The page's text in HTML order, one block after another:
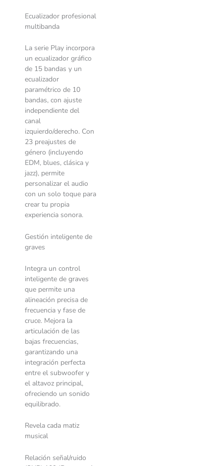
Ecualizador profesional
multibanda
La serie Play incorpora
un ecualizador gráfico
de 15 bandas y un
ecualizador
paramétrico de 10
bandas, con ajuste
independiente del
canal
izquierdo/derecho. Con
23 preajustes de
género (incluyendo
EDM, blues, clásica y
jazz), permite
personalizar el audio
con un solo toque para
crear tu propia
experiencia sonora.
Gestión inteligente de
graves
Integra un control
inteligente de graves
que permite una
alineación precisa de
frecuencia y fase de
cruce. Mejora la
articulación de las
bajas frecuencias,
garantizando una
integración perfecta
entre el subwoofer y
el altavoz principal,
ofreciendo un sonido
equilibrado.
Revela cada matiz
musical
Relación señal/ruido